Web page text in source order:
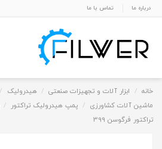
درباره ما تماس با ما
خانه ابزار آلات و تجهیزات صنعتی هیدرولیک
ماشین آلات کشاورزی
پمپ هیدرولیک تراکتور
تراکتور فرگوسن 399